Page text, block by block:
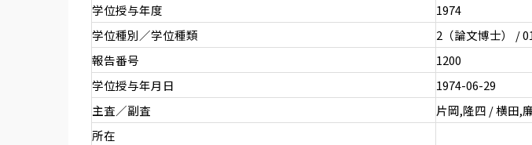
学位授与年度
1974
学位種別／学位種類
2（論文博士） /
報告番号
1200
学位授与年月日
1974-06-29
主査／副査
片岡,隆四 / 横田
所在